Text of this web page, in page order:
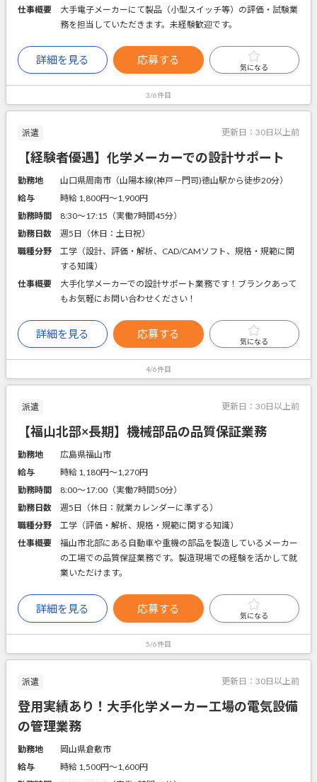
仕事概要
大手電子メーカーにて製品（小型スイッチ等）の評価・試験業
務を担当していただきます。未経験歓迎です。
詳細を見る 応募する
気になる
3/6件目
派遣 更新日： 30日以上前
【経験者優遇】化学メーカーでの設計サポート
勤務地
山口県周南市（山陽本線(神戸－門司)徳山駅から徒歩20分）
給与
時給 1,800円〜1,900円
勤務時間
8:30～17:15（実働7時間45分）
勤務日数
週5日（休日：土日祝）
職種分野
工学（設計、評価・解析、CAD/CAMソフト、規格・規範に関
する知識）
仕事概要
大手化学メーカーでの設計サポート業務です！ブランクあって
もお気軽にお問い合わせください！
詳細を見る 応募する
気になる
4/6件目
派遣 更新日： 30日以上前
【福山北部×長期】機械部品の品質保証業務
勤務地
広島県福山市
給与
時給 1,180円〜1,270円
勤務時間
8:00～17:00（実働7時間50分）
勤務日数
週5日（休日：就業カレンダーに準ずる）
職種分野
工学（評価・解析、規格・規範に関する知識）
仕事概要
福山市北部にある自動車や重機の部品を製造しているメーカー
の工場での品質保証業務です。製造現場での経験を活かして就
業いただけます。
詳細を見る 応募する
気になる
5/6件目
派遣 更新日： 30日以上前
登用実績あり！大手化学メーカー工場の電気設備
の管理業務
勤務地
岡山県倉敷市
給与
時給 1,500円〜1,600円